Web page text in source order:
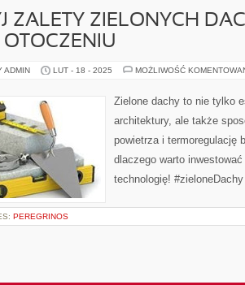
ZALETY ZIELONYCH
OTOCZENIU
ADMIN LUT - 18 - 2025 MOŻLIWOŚĆ
Zielone dachy to nie tylko
architektury, ale także
powietrza i termoregulację
dlaczego warto
technologię!
PEREGRINOS